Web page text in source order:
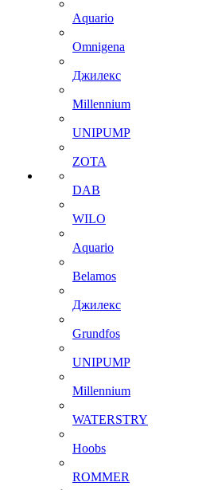
Aquario
Omnigena
Джилекс
Millennium
UNIPUMP
ZOTA
DAB
WILO
Aquario
Belamos
Джилекс
Grundfos
UNIPUMP
Millennium
WATERSTRY
Hoobs
ROMMER